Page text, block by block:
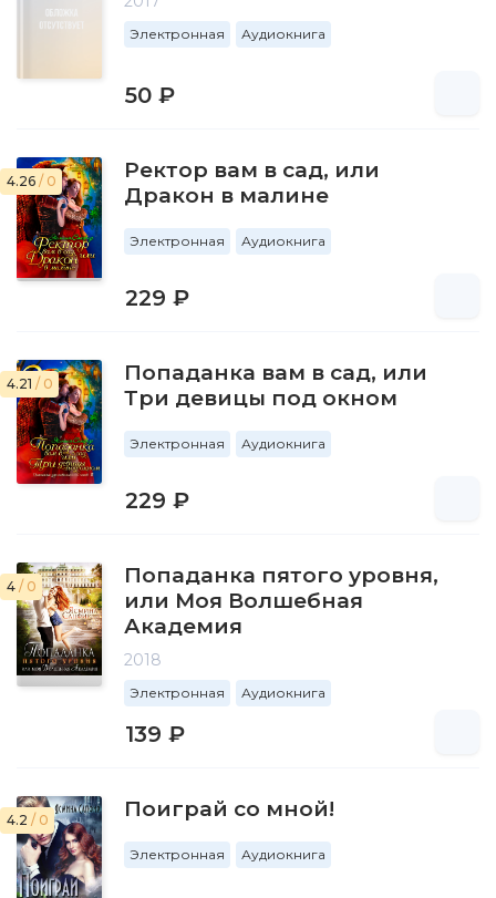
Электронная Аудиокнига
50 ₽
4.26 / 0
Ректор вам в сад, или
Дракон в малине
Электронная Аудиокнига
229 ₽
4.21 / 0
Попаданка вам в сад, или
Три девицы под окном
Электронная Аудиокнига
229 ₽
4 / 0
Попаданка пятого уровня,
или Моя Волшебная
Академия
2018
Электронная Аудиокнига
139 ₽
4.2 / 0 Поиграй со мной!
Электронная Аудиокнига